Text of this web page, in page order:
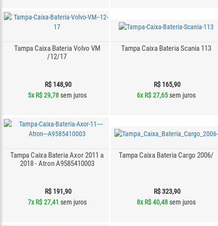
Tampa Caixa Bateria Volvo VM
/12/17
R$ 148,90
5x R$ 29,78sem juros
Tampa Caixa Bateria Scania 113
R$ 165,90
6x R$ 27,65sem juros
Tampa Caixa Bateria Axor 2011 a
2018 - Atron A9585410003
R$ 191,90
7x R$ 27,41 sem juros
Tampa Caixa Bateria Cargo 2006/
R$ 323,90
8x R$ 40,48sem juros